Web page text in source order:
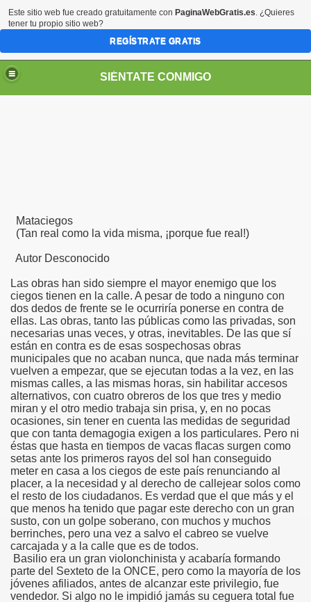
SIÉNTATE CONMIGO
Mataciegos
(Tan real como la vida misma, ¡porque fue real!)
Autor Desconocido
Las obras han sido siempre el mayor enemigo que los
ciegos tienen en la calle. A pesar de todo a ninguno con
dos dedos de frente se le ocurriría ponerse en contra de
ellas. Las obras, tanto las públicas como las privadas, son
necesarias unas veces, y otras, inevitables. De las que sí
están en contra es de esas sospechosas obras
municipales que no acaban nunca, que nada más terminar
vuelven a empezar, que se ejecutan todas a la vez, en las
mismas calles, a las mismas horas, sin habilitar accesos
alternativos, con cuatro obreros de los que tres y medio
miran y el otro medio trabaja sin prisa, y, en no pocas
ocasiones, sin tener en cuenta las medidas de seguridad
que con tanta demagogia exigen a los particulares. Pero ni
éstas que hasta en tiempos de vacas flacas surgen como
setas ante los primeros rayos del sol han conseguido
meter en casa a los ciegos de este país renunciando al
placer, a la necesidad y al derecho de callejear solos como
el resto de los ciudadanos. Es verdad que el que más y el
que menos ha tenido que pagar este derecho con un gran
susto, con un golpe soberano, con muchos y muchos
berrinches, pero una vez a salvo el cabreo se vuelve
carcajada y a la calle que es de todos.
Basilio era un gran violonchinista y acabaría formando
parte del Sexteto de la ONCE, pero como la mayoría de los
jóvenes afiliados, antes de alcanzar este privilegio, fue
vendedor. Si algo no le impidió jamás su ceguera total fue
Zurita)
(Pedro Zurita)
(grup d'Afiliats CRE ONCE Barcelona, Català y
Visual (Pedro Zurita)
los Ciegos (Pablo Madrid Herruzo)
Bejarano)
León (Juan José Miñana)
a Charles Barbier (Pablo Madrid Herruzo)
(Pedro Zurita)
Sus Precios (Pedro Zurita)
de l'Adolescència en Nois-es Cecs i Deficients
a Desarrollar CRE Joan Amades ONCE, 1990 (Miquel
en Peligro de Extinción (Eutiquio Cabrerizo)
Este sitio web fue creado gratuitamente con PaginaWebGratis.es. ¿Quieres
tener tu propio sitio web?
REGÍSTRATE GRATIS